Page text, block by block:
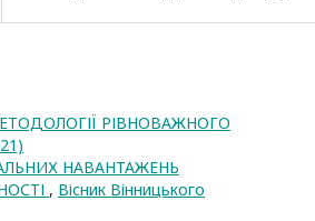
РІВНОВАЖНОГО
НАВАНТАЖЕНЬ
, Вісник Вінницького